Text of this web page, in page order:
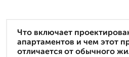
Что включает
апартаментов и чем этот
отличается от обычного